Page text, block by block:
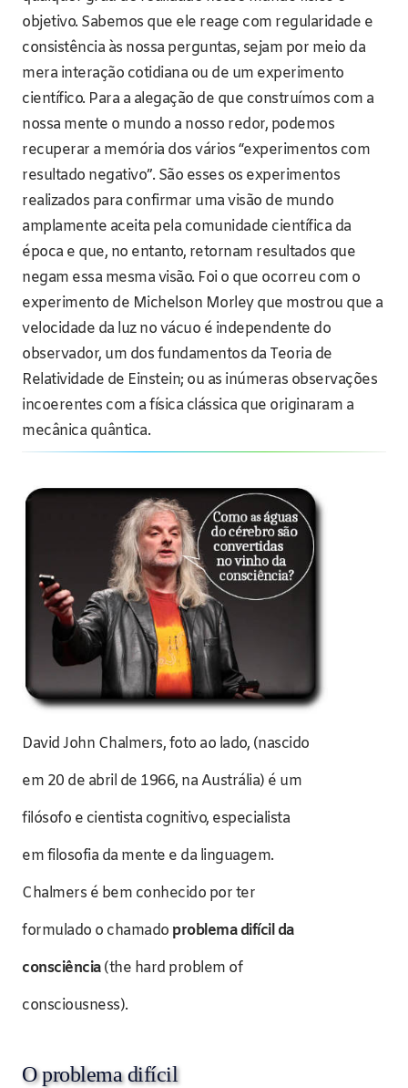
objetivo. Sabemos que ele reage com regularidade e
consistência às nossa perguntas, sejam por meio da
mera interação cotidiana ou de um experimento
científico. Para a alegação de que construímos com a
nossa mente o mundo a nosso redor, podemos
recuperar a memória dos vários “experimentos com
resultado negativo”. São esses os experimentos
realizados para confirmar uma visão de mundo
amplamente aceita pela comunidade científica da
época e que, no entanto, retornam resultados que
negam essa mesma visão. Foi o que ocorreu com o
experimento de Michelson Morley que mostrou que a
velocidade da luz no vácuo é independente do
observador, um dos fundamentos da Teoria de
Relatividade de Einstein; ou as inúmeras observações
incoerentes com a física clássica que originaram a
mecânica quântica.
David John Chalmers, foto ao lado, (nascido
em 20 de abril de 1966, na Austrália) é um
filósofo e cientista cognitivo, especialista
em filosofia da mente e da linguagem.
Chalmers é bem conhecido por ter
formulado o chamado problema difícil da
consciência(the hard problem of
consciousness).
O problema difícil